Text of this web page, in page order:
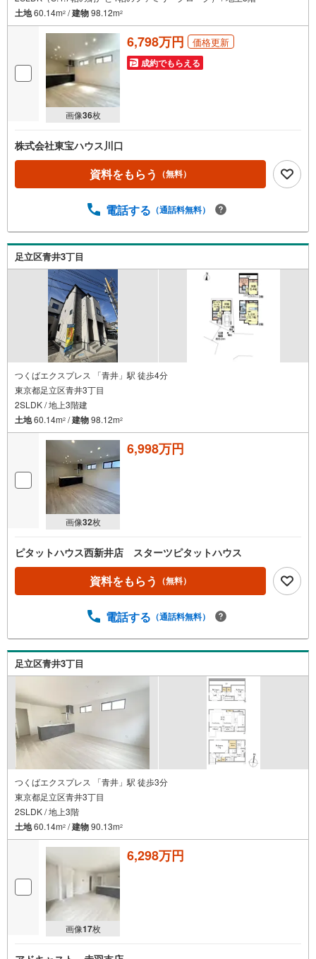
土地60.14m2 /建物98.12m2
画像36枚
6,798万円 価格更新
成約でもらえる
株式会社東宝ハウス川口
資料をもらう （無料）
電話する （通話料無料）
足立区青井3丁目
つくばエクスプレス 「青井」駅 徒歩4分
東京都足立区青井3丁目
2SLDK / 地上3階建
土地60.14m2 /建物98.12m2
画像32枚
6,998万円
ピタットハウス西新井店 スターツピタットハウス
資料をもらう （無料）
電話する （通話料無料）
足立区青井3丁目
つくばエクスプレス 「青井」駅 徒歩3分
東京都足立区青井3丁目
2SLDK / 地上3階
土地60.14m2 /建物90.13m2
画像17枚
6,298万円